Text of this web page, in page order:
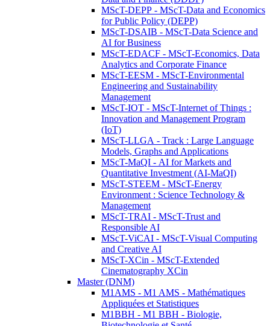
MScT-DEPP - MScT-Data and Economics
for Public Policy (DEPP)
MScT-DSAIB - MScT-Data Science and
AI for Business
MScT-EDACF - MScT-Economics, Data
Analytics and Corporate Finance
MScT-EESM - MScT-Environmental
Engineering and Sustainability
Management
MScT-IOT - MScT-Internet of Things :
Innovation and Management Program
(IoT)
MScT-LLGA - Track : Large Language
Models, Graphs and Applications
MScT-MaQI - AI for Markets and
Quantitative Investment (AI-MaQI)
MScT-STEEM - MScT-Energy
Environment : Science Technology &
Management
MScT-TRAI - MScT-Trust and
Responsible AI
MScT-ViCAI - MScT-Visual Computing
and Creative AI
MScT-XCin - MScT-Extended
Cinematography XCin
Master (DNM)
M1AMS - M1 AMS - Mathématiques
Appliquées et Statistiques
M1BBH - M1 BBH - Biologie,